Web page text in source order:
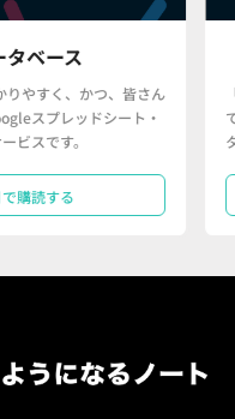
ベース
やすく、かつ、皆さん
スプレッドシート・
スです。
読する